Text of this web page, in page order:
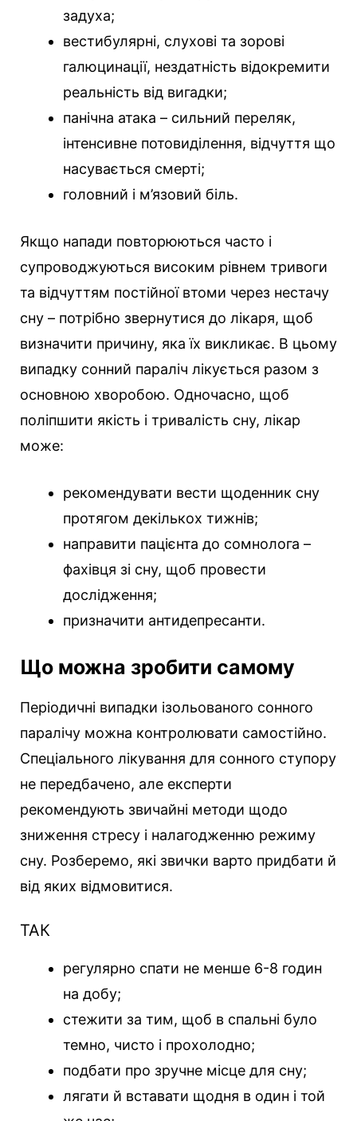
задуха;
вестибулярні, слухові та зорові
галюцинації, нездатність відокремити
реальність від вигадки;
панічна атака – сильний переляк,
інтенсивне потовиділення, відчуття що
насувається смерті;
головний і м’язовий біль.
Якщо напади повторюються часто і
супроводжуються високим рівнем тривоги
та відчуттям постійної втоми через нестачу
сну – потрібно звернутися до лікаря, щоб
визначити причину, яка їх викликає. В цьому
випадку сонний параліч лікується разом з
основною хворобою. Одночасно, щоб
поліпшити якість і тривалість сну, лікар
може:
рекомендувати вести щоденник сну
протягом декількох тижнів;
направити пацієнта до сомнолога –
фахівця зі сну, щоб провести
дослідження;
призначити антидепресанти.
Що можна зробити самому
Періодичні випадки ізольованого сонного
паралічу можна контролювати самостійно.
Спеціального лікування для сонного ступору
не передбачено, але експерти
рекомендують звичайні методи щодо
зниження стресу і налагодженню режиму
сну. Розберемо, які звички варто придбати й
від яких відмовитися.
ТАК
регулярно спати не менше 6-8 годин
на добу;
стежити за тим, щоб в спальні було
темно, чисто і прохолодно;
подбати про зручне місце для сну;
лягати й вставати щодня в один і той